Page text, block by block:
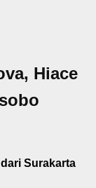
Hiace
Surakarta